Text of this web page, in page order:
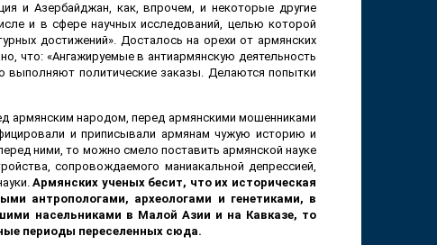
и Азербайджан, как, впрочем, и некоторые другие
и в сфере научных исследований, целью которой
достижений». Досталось на орехи от армянских
что: «Ангажируемые в антиармянскую деятельность
выполняют политические заказы. Делаются попытки
армянским народом, перед армянскими мошенниками
и приписывали армянам чужую историю и
ними, то можно смело поставить армянской науке
сопровождаемого маниакальной депрессией,
Армянских ученых бесит, что их историческая
антропологами, археологами и генетиками, в
насельниками в Малой Азии и на Кавказе, то
периоды переселенных сюда.